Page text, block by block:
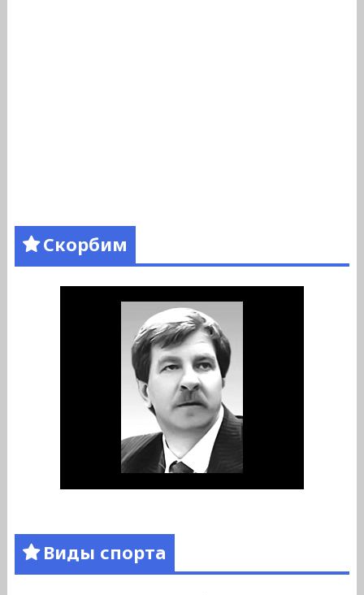
Скорбим
Виды спорта